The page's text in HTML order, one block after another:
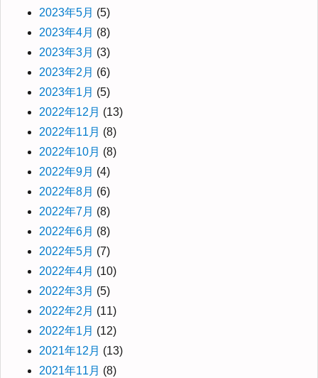
2023年5月 (5)
2023年4月 (8)
2023年3月 (3)
2023年2月 (6)
2023年1月 (5)
2022年12月 (13)
2022年11月 (8)
2022年10月 (8)
2022年9月 (4)
2022年8月 (6)
2022年7月 (8)
2022年6月 (8)
2022年5月 (7)
2022年4月 (10)
2022年3月 (5)
2022年2月 (11)
2022年1月 (12)
2021年12月 (13)
2021年11月 (8)